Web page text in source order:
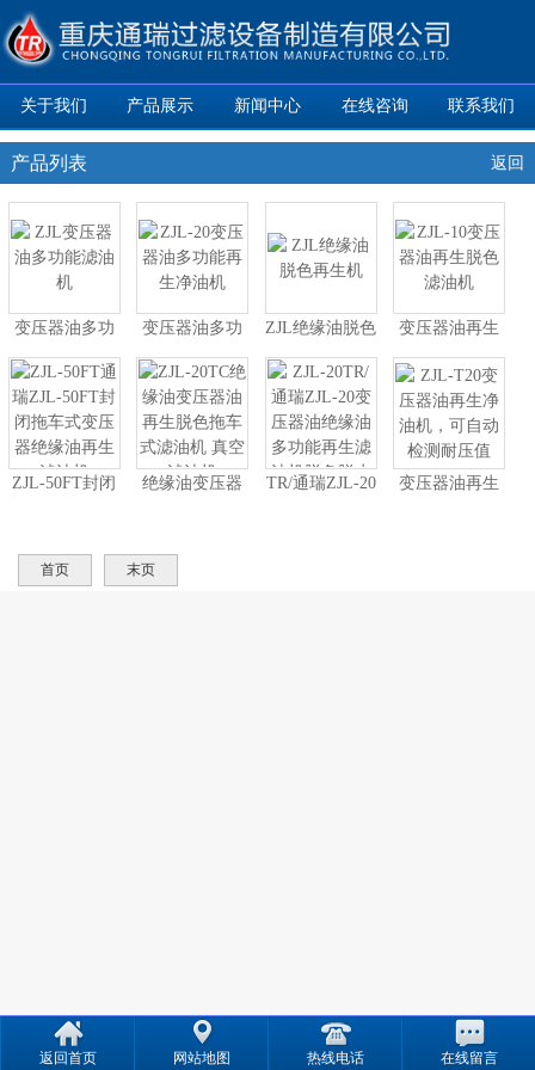
关于我们 产品展示 新闻中心 在线咨询 联系我们
产品列表 返回
变压器油多功
能滤油机
变压器油多功
能再生净油机
ZJL绝缘油脱色
再生机
变压器油再生
脱色滤油机
ZJL-50FT封闭
油机
绝缘油变压器
TR/通瑞ZJL-20
变压器油再生
首页 末页
返回首页 网站地图 热线电话 在线留言